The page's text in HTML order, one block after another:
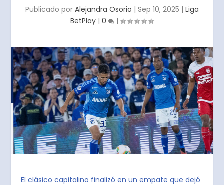
Publicado por Alejandra Osorio | Sep 10, 2025 | Liga
BetPlay | 0 |
El clásico capitalino finalizó en un empate que dejó